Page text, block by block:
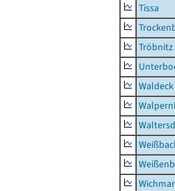
Tissa
Tröbnitz
Waldeck
Wichmar